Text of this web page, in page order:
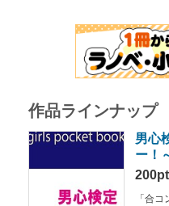
さぁ、答えはさっそく本書で
遠しくなること請け合いです♪
作品ラインナップ
男心
ー！
「合